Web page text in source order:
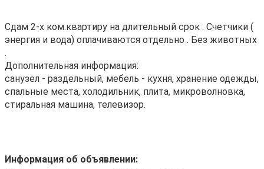
Сдам 2-х ком.квартиру на длительный срок . Счетчики (
энергия и вода) оплачиваются отдельно . Без животных
.
Дополнительная информация:
санузел - раздельный, мебель - кухня, хранение одежды,
спальные места, холодильник, плита, микроволновка,
стиральная машина, телевизор.
Информация об объявлении: